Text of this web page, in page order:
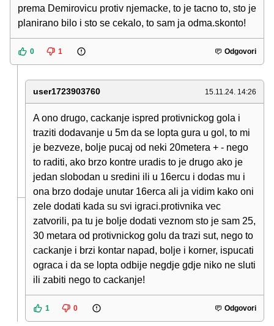
prema Demirovicu protiv njemacke, to je tacno to, sto je
planirano bilo i sto se cekalo, to sam ja odma.skonto!
0 1 Odgovori
user1723903760 15.11.24. 14:26
A ono drugo, cackanje ispred protivnickog gola i
traziti dodavanje u 5m da se lopta gura u gol, to mi
je bezveze, bolje pucaj od neki 20metera + - nego
to raditi, ako brzo kontre uradis to je drugo ako je
jedan slobodan u sredini ili u 16ercu i dodas mu i
ona brzo dodaje unutar 16erca ali ja vidim kako oni
zele dodati kada su svi igraci.protivnika vec
zatvorili, pa tu je bolje dodati veznom sto je sam 25,
30 metara od protivnickog golu da trazi sut, nego to
cackanje i brzi kontar napad, bolje i korner, ispucati
ograca i da se lopta odbije negdje gdje niko ne sluti
ili zabiti nego to cackanje!
1 0 Odgovori